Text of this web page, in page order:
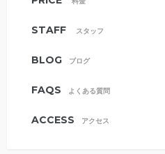
STAFF スタッフ
BLOG ブログ
FAQS よくある質問
ACCESS アクセス